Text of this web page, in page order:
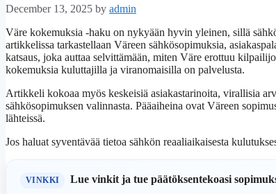
December 13, 2025 by admin
Väre kokemuksia -haku on nykyään hyvin yleinen, sillä
artikkelissa tarkastellaan Väreen sähkösopimuksia,
katsaus, joka auttaa selvittämään, miten Väre erottuu
kokemuksia kuluttajilla ja viranomaisilla on palvelusta.
Artikkeli kokoaa myös keskeisiä asiakastarinoita, virallisia
sähkösopimuksen valinnasta. Pääaiheina ovat Väreen
lähteissä.
Jos haluat syventävää tietoa sähkön reaaliaikaisesta
VINKKI Lue vinkit ja tue päätöksentekoasi